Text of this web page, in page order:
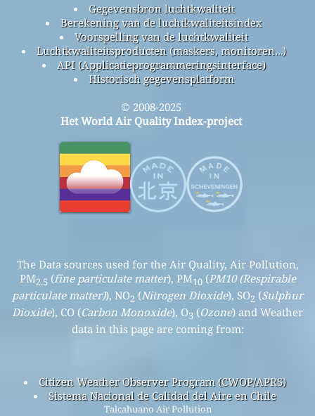
Gegevensbron luchtkwaliteit
Berekening van de luchtkwaliteitsindex
Voorspelling van de luchtkwaliteit
Luchtkwaliteitsproducten (maskers, monitoren…)
API (Applicatieprogrammeringsinterface)
Historisch gegevensplatform
© 2008-2025
Het World Air Quality Index-project
The Data sources used for the Air Quality, Air Pollution,
PM2.5 (fine particulate matter), PM10(PM10 (Respirable
particulate matter)), NO2 (Nitrogen Dioxide), SO2 (Sulphur
Dioxide), CO (Carbon Monoxide), O3 (Ozone) and Weather
data in this page are coming from:
Citizen Weather Observer Program (CWOP/APRS)
Sistema Nacional de Calidad del Aire en Chile
Talcahuano Air Pollution